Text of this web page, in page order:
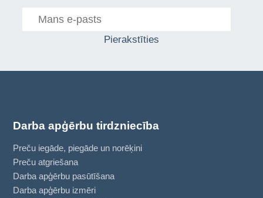
Pierakstīties
Darba apģērbu tirdzniecība
Preču iegāde, piegāde un norēķini
Preču atgriešana
Darba apģērbu pasūtīšana
Darba apģērbu izmēri